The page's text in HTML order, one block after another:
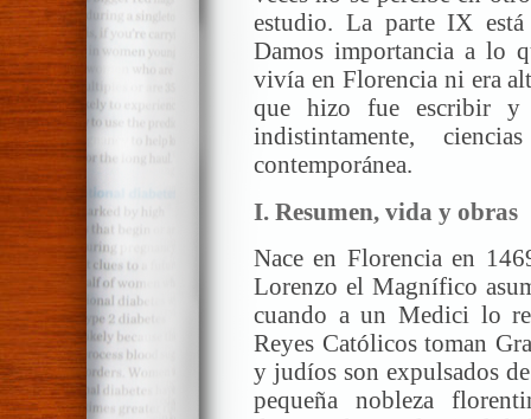
estudio. La parte IX
Damos importancia a lo
vivía en Florencia ni era
que hizo fue escribir y
indistintamente,
contemporánea.
I. Resumen, vida y obras
Nace en Florencia en
Lorenzo el Magnífico
cuando a un Medici lo
Reyes Católicos toman
y judíos son expulsados
pequeña nobleza